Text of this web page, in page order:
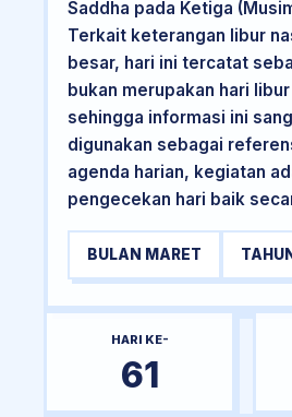
Saddha pada Ketiga
Terkait keterangan libur
besar, hari ini tercatat
bukan merupakan hari
sehingga informasi ini
digunakan sebagai
agenda harian, kegiatan
pengecekan hari baik
BULAN MARET
HARI KE-
61